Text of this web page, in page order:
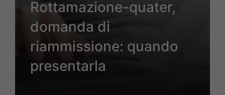
Rottamazione-quater,
domanda di
riammissione: quando
presentarla